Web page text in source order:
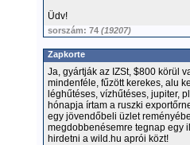
Üdv!
sorszám: 74 (19207)
Zapkorte
Ja, gyártják az IZSt, $800 körül
mindenféle, fűzött kerekes, alu
léghűtéses, vízhűtéses, jupiter,
hónapja írtam a ruszki
egy jövendőbeli üzlet
megdobbenésemre tegnap egy
hirdetni a wild.hu aprói közt!